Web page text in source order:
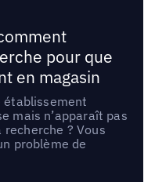
pour que
en magasin
établissement
mais n’apparaît pas
? Vous
problème de